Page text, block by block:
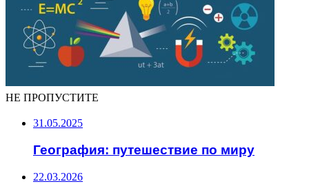
НЕ ПРОПУСТИТЕ
31.05.2025
География: путешествие по миру
22.03.2026